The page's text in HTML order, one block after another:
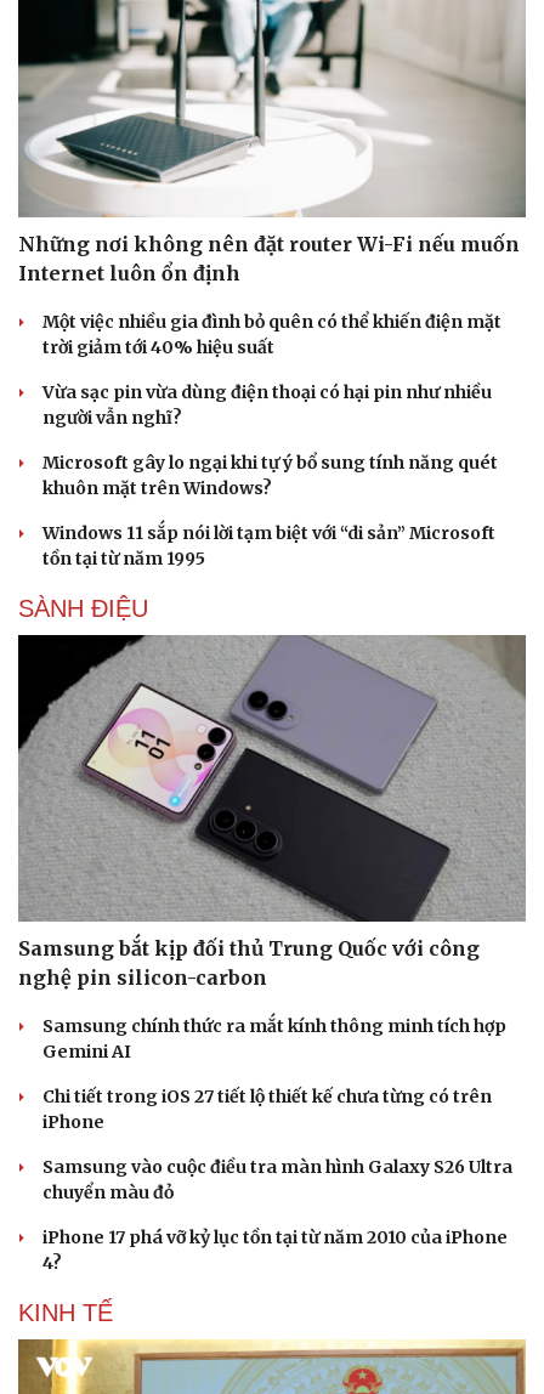
Doanh nghiệp
Thông tin doanh nghiệp
Doanh nghiệp 24h
Doanh nhân
Vì cộng đồng
Công nghệ
Sành điệu
Tin Công nghệ
Trải nghiệm
Chuyển đổi số
Những nơi không nên đặt router Wi-Fi nếu muốn
Internet luôn ổn định
Một việc nhiều gia đình bỏ quên có thể khiến điện mặt
trời giảm tới 40% hiệu suất
Vừa sạc pin vừa dùng điện thoại có hại pin như nhiều
người vẫn nghĩ?
Microsoft gây lo ngại khi tự ý bổ sung tính năng quét
khuôn mặt trên Windows?
Windows 11 sắp nói lời tạm biệt với “di sản” Microsoft
tồn tại từ năm 1995
SÀNH ĐIỆU
Samsung bắt kịp đối thủ Trung Quốc với công
nghệ pin silicon-carbon
Samsung chính thức ra mắt kính thông minh tích hợp
Gemini AI
Chi tiết trong iOS 27 tiết lộ thiết kế chưa từng có trên
iPhone
Samsung vào cuộc điều tra màn hình Galaxy S26 Ultra
chuyển màu đỏ
iPhone 17 phá vỡ kỷ lục tồn tại từ năm 2010 của iPhone
4?
KINH TẾ